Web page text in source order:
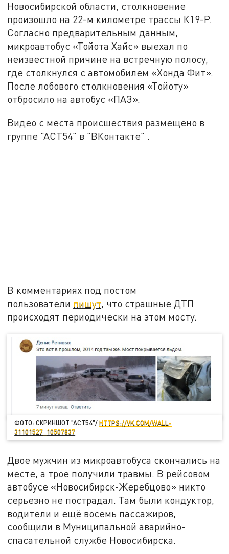
Новосибирской области, столкновение
произошло на 22-м километре трассы К19-Р.
Согласно предварительным данным,
микроавтобус «Тойота Хайс» выехал по
неизвестной причине на встречную полосу,
где столкнулся с автомобилем «Хонда Фит».
После лобового столкновения «Тойоту»
отбросило на автобус «ПАЗ».
Видео с места происшествия размещено в
группе "АСТ54" в "ВКонтакте" .
В комментариях под постом
пользователи пишут, что страшные ДТП
происходят периодически на этом мосту.
ФОТО: СКРИНШОТ "АСТ54"/HTTPS://VK.COM/WALL-
31101527_10507837
Двое мужчин из микроавтобуса скончались на
месте, а трое получили травмы. В рейсовом
автобусе «Новосибирск-Жеребцово» никто
серьезно не пострадал. Там были кондуктор,
водители и ещё восемь пассажиров,
сообщили в Муниципальной аварийно-
спасательной службе Новосибирска.